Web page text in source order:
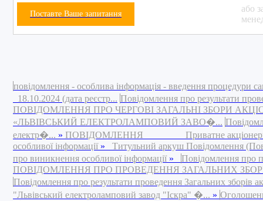
Поставте Ваше запитання
або
повідомлення - особлива інформація - введення процедури
18.10.2024 (дата реєстр... Повідомлення про результати
ПОВІДОМЛЕННЯ ПРО ЧЕРГОВІ ЗАГАЛЬНІ ЗБОРИ
«ЛЬВІВСЬКИЙ ЕЛЕКТРОЛАМПОВИЙ ЗАВО�...
електр�... » ПОВІДОМЛЕННЯ Приватне акціонерне
особливої інформації »
Титульний аркуш Повідомлення
про виникнення особливої інформації »
Повідомлення про
ПОВІДОМЛЕННЯ ПРО ПРОВЕДЕННЯ ЗАГАЛЬНИХ
Повідомлення про результати проведення Загальних зборів
"Львівський електроламповий завод "Іскра" �... »